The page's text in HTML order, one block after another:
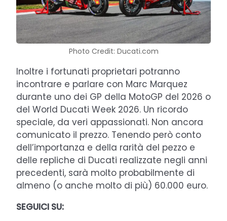
Photo Credit: Ducati.com
Inoltre i fortunati proprietari potranno
incontrare e parlare con Marc Marquez
durante uno dei GP della MotoGP del 2026 o
del World Ducati Week 2026. Un ricordo
speciale, da veri appassionati. Non ancora
comunicato il prezzo. Tenendo però conto
dell’importanza e della rarità del pezzo e
delle repliche di Ducati realizzate negli anni
precedenti, sarà molto probabilmente di
almeno (o anche molto di più) 60.000 euro.
SEGUICI SU: